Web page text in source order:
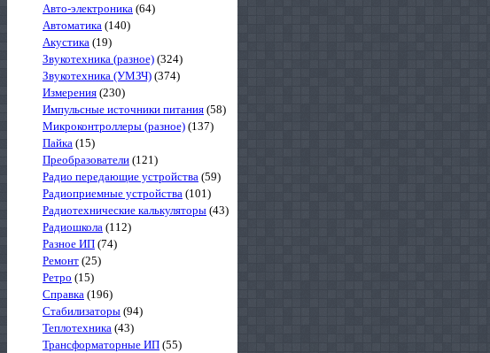
Авто-электроника (64)
Автоматика (140)
Акустика (19)
Звукотехника (разное) (324)
Звукотехника (УМЗЧ) (374)
Измерения (230)
Импульсные источники питания (58)
Микроконтроллеры (разное) (137)
Пайка (15)
Преобразователи (121)
Радио передающие устройства (59)
Радиоприемные устройства (101)
Радиотехнические калькуляторы (43)
Радиошкола (112)
Разное ИП (74)
Ремонт (25)
Ретро (15)
Справка (196)
Стабилизаторы (94)
Теплотехника (43)
Трансформаторные ИП (55)